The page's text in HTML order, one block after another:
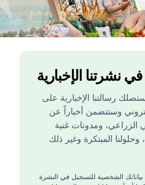
نشرتنا الإخبارية
رسالتنا الإخبارية على
وستتضمن أخباراً عن
الزراعي، ومدونات غنية
وحلولنا المبتكرة وغير ذلك
الشخصية للتسجيل في النشرة